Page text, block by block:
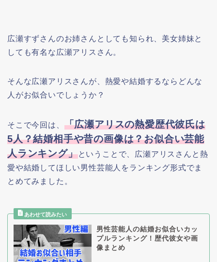
広瀬すずさんのお姉さんとしても知られ、美女姉妹と
しても有名な広瀬アリスさん。
そんな広瀬アリスさんが、熱愛や結婚するならどんな
人がお似合いでしょうか？
そこで今回は、 「広瀬アリスの熱愛歴代彼氏は
5人？結婚相手や昔の画像は？お似合い芸能
人ランキング」ということで、広瀬アリスさんと熱
愛や結婚してほしい男性芸能人をランキング形式でま
とめてみました。
男性芸能人の結婚お似合いカッ
プルランキング！歴代彼女や画
像まとめ